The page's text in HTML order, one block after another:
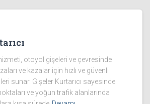
otoyol gişeleri ve çevresinde
ve kazalar için hızlı ve güvenli
sunar. Gişeler Kurtarıcı sayesinde
ve yoğun trafik alanlarında